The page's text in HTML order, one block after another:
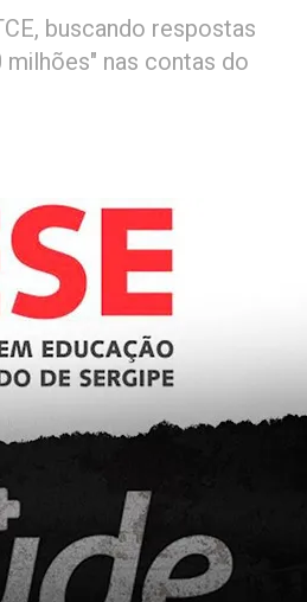
buscando respostas
nas contas do